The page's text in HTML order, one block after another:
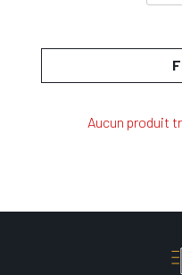
Aucun produit